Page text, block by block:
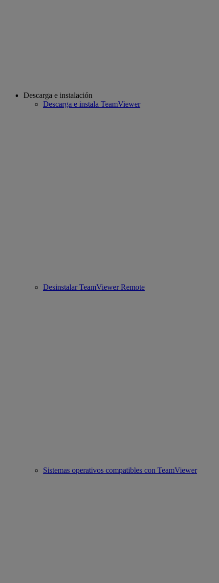
Descarga e instalación
Descarga e instala TeamViewer
Desinstalar TeamViewer Remote
Sistemas operativos compatibles con TeamViewer